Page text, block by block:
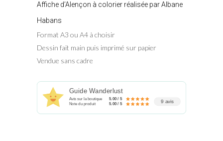
Affiche d’Alençon à colorier réalisée par Albane
Habans
Format A3 ou A4 à choisir
Dessin fait main puis imprimé sur papier
Vendue sans cadre
Guide Wanderlust
Avis sur la boutique 5.00 / 5
Note du produit 5.00 / 5 9 avis